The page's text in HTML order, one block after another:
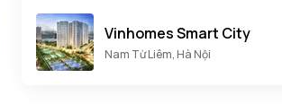
Vinhomes Smart City
Nam Từ Liêm, Hà Nội